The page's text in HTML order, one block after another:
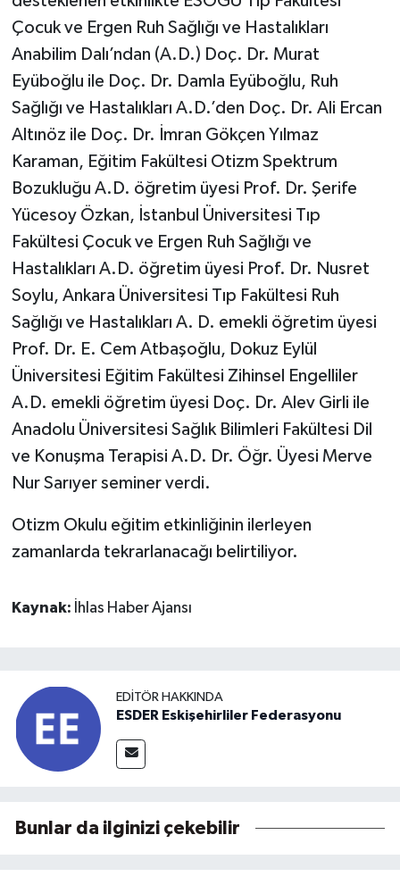
Çocuk ve Ergen Ruh Sağlığı ve Hastalıkları
Anabilim Dalı’ndan (A.D.) Doç. Dr. Murat
Eyüboğlu ile Doç. Dr. Damla Eyüboğlu, Ruh
Sağlığı ve Hastalıkları A.D.’den Doç. Dr. Ali Ercan
Altınöz ile Doç. Dr. İmran Gökçen Yılmaz
Karaman, Eğitim Fakültesi Otizm Spektrum
Bozukluğu A.D. öğretim üyesi Prof. Dr. Şerife
Yücesoy Özkan, İstanbul Üniversitesi Tıp
Fakültesi Çocuk ve Ergen Ruh Sağlığı ve
Hastalıkları A.D. öğretim üyesi Prof. Dr. Nusret
Soylu, Ankara Üniversitesi Tıp Fakültesi Ruh
Sağlığı ve Hastalıkları A. D. emekli öğretim üyesi
Prof. Dr. E. Cem Atbaşoğlu, Dokuz Eylül
Üniversitesi Eğitim Fakültesi Zihinsel Engelliler
A.D. emekli öğretim üyesi Doç. Dr. Alev Girli ile
Anadolu Üniversitesi Sağlık Bilimleri Fakültesi Dil
ve Konuşma Terapisi A.D. Dr. Öğr. Üyesi Merve
Nur Sarıyer seminer verdi.
Otizm Okulu eğitim etkinliğinin ilerleyen
zamanlarda tekrarlanacağı belirtiliyor.
Kaynak: İhlas Haber Ajansı
EDITÖR HAKKINDA
ESDER Eskişehirliler Federasyonu
Bunlar da ilginizi çekebilir